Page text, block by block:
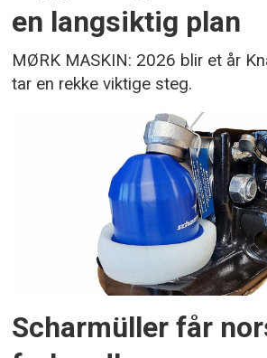
en langsiktig plan
MØRK MASKIN: 2026 blir et år
tar en rekke viktige steg.
Scharmüller får